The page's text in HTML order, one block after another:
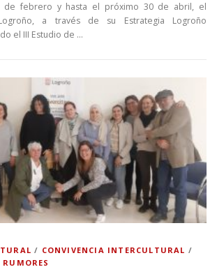
de febrero y hasta el próximo 30 de abril, el
a través de su Estrategia Logroño
el III Estudio de …
/ CONVIVENCIA INTERCULTURAL /